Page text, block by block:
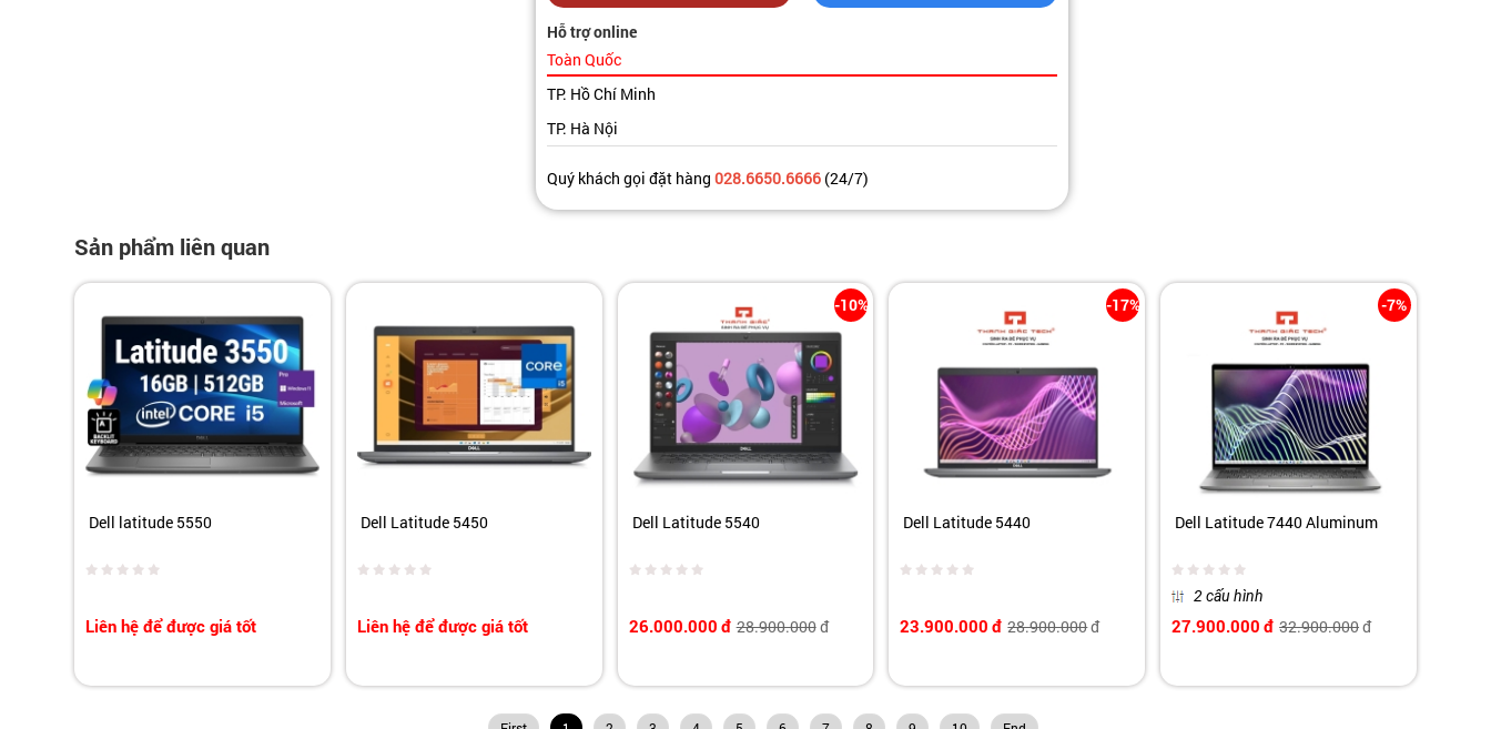
Hỗ trợ online
Toàn Quốc
TP. Hồ Chí Minh
TP. Hà Nội
Quý khách gọi đặt hàng028.6650.6666 (24/7)
Sản phẩm liên quan
Dell latitude 5550
Liên hệ để được giá tốt
Dell Latitude 5450
Liên hệ để được giá tốt
-10%
Dell Latitude 5540
26.000.000 đ 28.900.000đ
-17%
Dell Latitude 5440
23.900.000 đ 28.900.000đ
-7%
Dell Latitude 7440 Aluminum
2 cấu hình
27.900.000 đ 32.900.000đ